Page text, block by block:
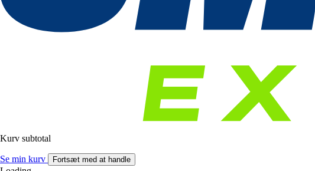
Kurv subtotal
Se min kurv Fortsæt med at handle